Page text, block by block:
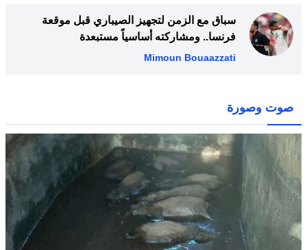
سباق مع الزمن لتجهيز الصيباري قبل موقعة
فرنسا.. ومشاركته أساسياً مستبعدة
Mimoun Bouaazzati
صوت وصورة